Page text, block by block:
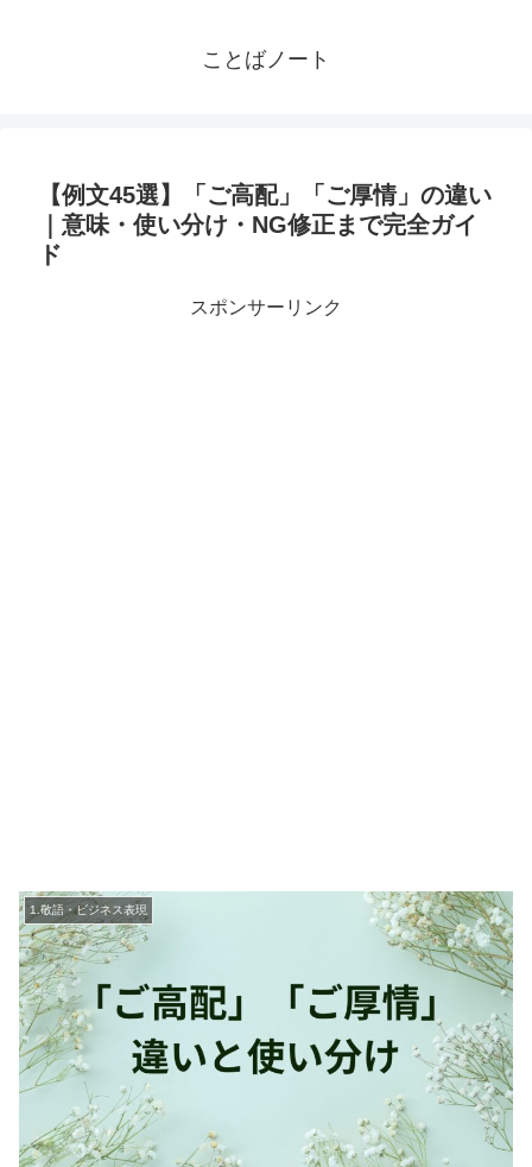
ことばノート
【例文45選】「ご高配」「ご厚情」の違い
｜意味・使い分け・NG修正まで完全ガイ
ド
スポンサーリンク
1.敬語・ビジネス表現